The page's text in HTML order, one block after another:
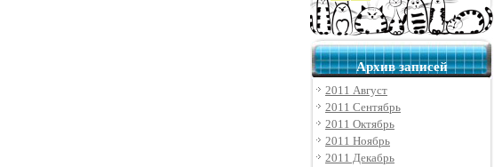
Архив записей
2011 Август
2011 Сентябрь
2011 Октябрь
2011 Ноябрь
2011 Декабрь